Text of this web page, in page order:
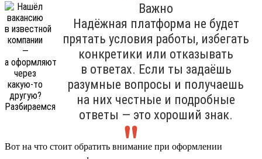
Важно
Надёжная платформа не будет
прятать условия работы, избегать
конкретики или отказывать
в ответах. Если ты задаёшь
разумные вопросы и получаешь
на них честные и подробные
ответы — это хороший знак.
Вот на что стоит обратить внимание при оформлении